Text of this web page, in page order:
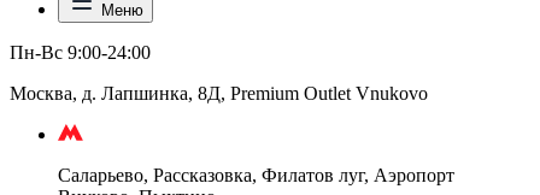
Меню
Пн-Вс 9:00-24:00
Москва, д. Лапшинка, 8Д, Premium Outlet Vnukovo
Саларьево, Рассказовка, Филатов луг, Аэропорт